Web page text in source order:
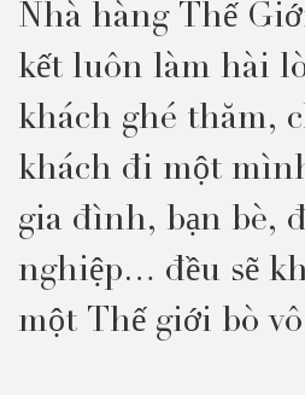
Nhà hàng Thế
kết luôn làm hài
khách ghé thăm,
khách đi một
gia đình, bạn bè,
nghiệp… đều sẽ
một Thế giới bò